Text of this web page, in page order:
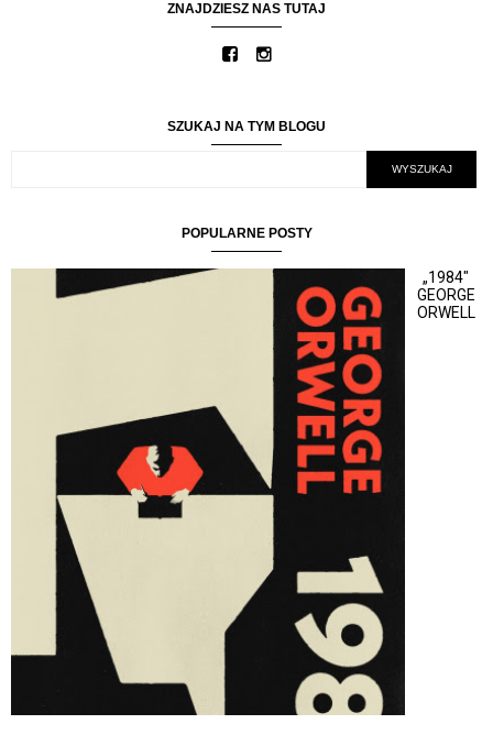
ZNAJDZIESZ NAS TUTAJ
SZUKAJ NA TYM BLOGU
POPULARNE POSTY
„1984"
GEORGE
ORWELL